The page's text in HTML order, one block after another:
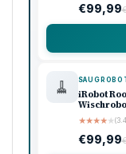
€99,99
🧹
iRobot
★★★★★
€99,99